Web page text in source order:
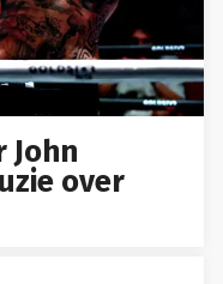
John
over